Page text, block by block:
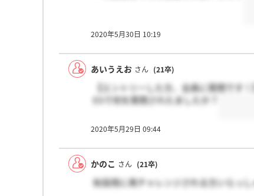
2020年5月30日 10:19
あいうえお さん (21卒)
【エントリーした方、全員に質問です！】
ESで何を質問されたましたか？
2020年5月29日 09:44
かのこ さん (21卒)
秋採用に再チャレンジされる方いらっ